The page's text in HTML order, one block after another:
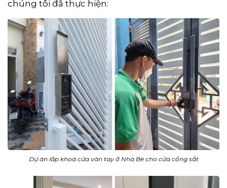
chúng tôi đã thực hiện:
Dự án lắp khoá cửa vân tay ở Nhà Bè cho cửa cổng sắt